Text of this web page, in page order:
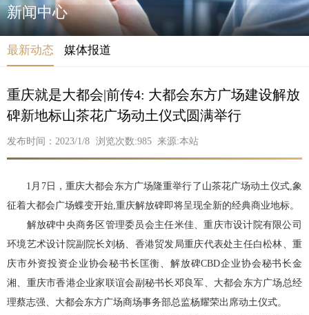
新闻中心
最新动态 媒体报道
重庆就是大都会|前传4: 大都会东方广场建设解放
碑新地标山茶花广场动土仪式圆满举行
发布时间：2023/1/8 浏览次数:985 来源:本站
1月7日，重庆大都会东方广场隆重举行了山茶花广场动土仪式,象
征着大都会广场蝶变开始,重庆解放碑即将呈现全新的经典商业地标。
解放碑中央商务区管理委员会主任米佳、重庆市设计院有限公司
环境艺术设计院副院长刘杨、香港贸发局重庆代表处主任白松林、重
庆市外资投资企业协会秘书长匡衡、解放碑CBD企业协会秘书长金
湘、重庆市香港企业家联谊会副秘书长邓良军、大都会东方广场总经
理蔡志强、大都会东方广场商场事务部总监杨耀荣出席动土仪式。